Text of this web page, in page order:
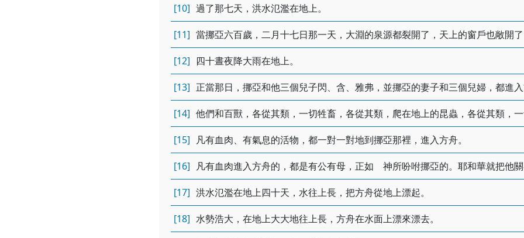
[10] 過了那七天，洪水氾濫在地上。
[11] 當挪亞六百歲，二月十七日那一天，大淵的泉源都裂開了，天上的窗戶也敞開
[12] 四十晝夜降大雨在地上。
[13] 正當那日，挪亞和他三個兒子閃、含、雅弗，並挪亞的妻子和三個兒婦，都進
[14] 他們和百獸，各從其類，一切牲畜，各從其類，爬在地上的昆蟲，各從其類，
[15] 凡有血肉、有氣息的活物，都一對一對地到挪亞那裡，進入方舟。
[16] 凡有血肉進入方舟的，都是有公有母，正如 神所吩咐挪亞的。耶和華就把他
[17] 洪水氾濫在地上四十天，水往上長，把方舟從地上漂起。
[18] 水勢浩大，在地上大大地往上長，方舟在水面上漂來漂去。